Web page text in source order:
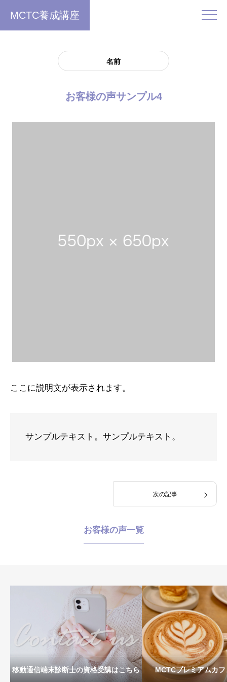
MCTC養成講座
名前
お客様の声サンプル4
ここに説明文が表示されます。
サンプルテキスト。サンプルテキスト。
次の記事
お客様の声一覧
移動通信端末診断士の資格受講はこちら MCTCプレミアムカ